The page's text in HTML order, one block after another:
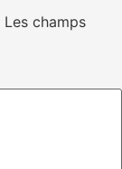
Les champs